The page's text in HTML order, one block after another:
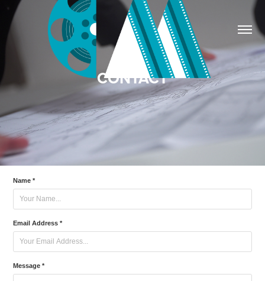
CONTACT
Name *
Email Address *
Message *